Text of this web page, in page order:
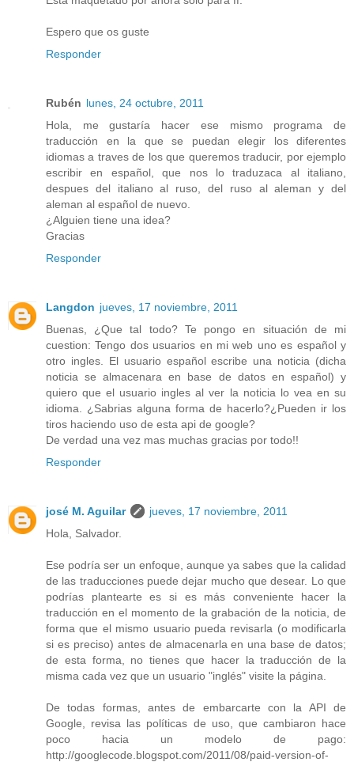
Espero que os guste
Responder
Rubén lunes, 24 octubre, 2011
Hola, me gustaría hacer ese mismo programa de
traducción en la que se puedan elegir los diferentes
idiomas a traves de los que queremos traducir, por ejemplo
escribir en español, que nos lo traduzaca al italiano,
despues del italiano al ruso, del ruso al aleman y del
aleman al español de nuevo.
¿Alguien tiene una idea?
Gracias
Responder
Langdon jueves, 17 noviembre, 2011
Buenas, ¿Que tal todo? Te pongo en situación de mi
cuestion: Tengo dos usuarios en mi web uno es español y
otro ingles. El usuario español escribe una noticia (dicha
noticia se almacenara en base de datos en español) y
quiero que el usuario ingles al ver la noticia lo vea en su
idioma. ¿Sabrias alguna forma de hacerlo?¿Pueden ir los
tiros haciendo uso de esta api de google?
De verdad una vez mas muchas gracias por todo!!
Responder
josé M. Aguilar
jueves, 17 noviembre, 2011
Hola, Salvador.
Ese podría ser un enfoque, aunque ya sabes que la calidad
de las traducciones puede dejar mucho que desear. Lo que
podrías plantearte es si es más conveniente hacer la
traducción en el momento de la grabación de la noticia, de
forma que el mismo usuario pueda revisarla (o modificarla
si es preciso) antes de almacenarla en una base de datos;
de esta forma, no tienes que hacer la traducción de la
misma cada vez que un usuario "inglés" visite la página.
De todas formas, antes de embarcarte con la API de
Google, revisa las políticas de uso, que cambiaron hace
poco hacia un modelo de pago:
http://googlecode.blogspot.com/2011/08/paid-version-of-